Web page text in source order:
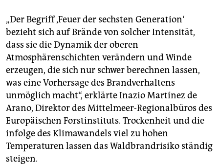
„Der Begriff ‚Feuer der sechsten Generation‘
bezieht sich auf Brände von solcher Intensität,
dass sie die Dynamik der oberen
Atmosphärenschichten verändern und Winde
erzeugen, die sich nur schwer berechnen lassen,
was eine Vorhersage des Brandverhaltens
unmöglich macht“, erklärte Inazio Martínez de
Arano, Direktor des Mittelmeer-Regionalbüros des
Europäischen Forstinstituts. Trockenheit und die
infolge des Klimawandels viel zu hohen
Temperaturen lassen das Waldbrandrisiko ständig
steigen.